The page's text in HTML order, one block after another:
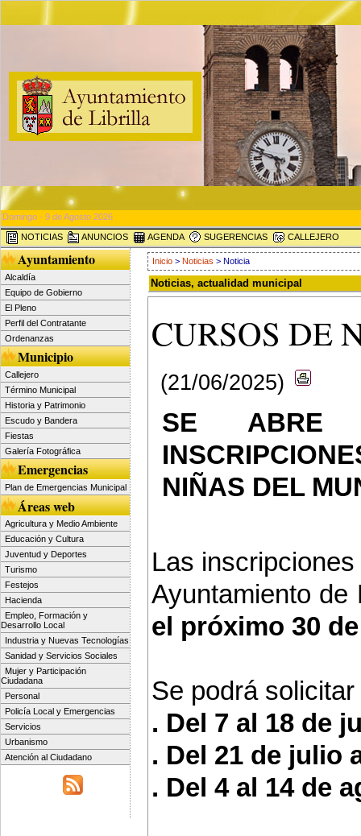
Domingo - 9 de Agosto 2026
NOTICIAS ANUNCIOS AGENDA SUGERENCIAS CALLEJERO
Ayuntamiento
Alcaldía
Equipo de Gobierno
El Pleno
Perfil del Contratante
Ordenanzas
Municipio
Callejero
Término Municipal
Historia y Patrimonio
Escudo y Bandera
Fiestas
Galería Fotográfica
Emergencias
Plan de Emergencias Municipal
Áreas web
Agricultura y Medio Ambiente
Educación y Cultura
Juventud y Deportes
Turismo
Festejos
Hacienda
Empleo, Formación y
Desarrollo Local
Industria y Nuevas Tecnologías
Sanidad y Servicios Sociales
Mujer y Participación
Ciudadana
Personal
Policía Local y Emergencias
Servicios
Urbanismo
Atención al Ciudadano
Inicio > Noticias > Noticia
Noticias, actualidad municipal
CURSOS DE
(21/06/2025)
SE ABRE
NIÑAS DEL
Las
Ayuntamiento
el próximo 30
Se podrá
. Del 7 al 18 de
. Del 21 de julio
. Del 4 al 14 de